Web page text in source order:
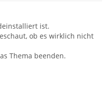
ist.
ob es wirklich nicht
Thema beenden.